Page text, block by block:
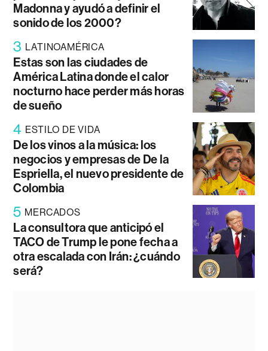
Madonna y ayudó a definir el
sonido de los 2000?
3 LATINOAMÉRICA
Estas son las ciudades de
América Latina donde el calor
nocturno hace perder más horas
de sueño
4 ESTILO DE VIDA
De los vinos a la música: los
negocios y empresas de De la
Espriella, el nuevo presidente de
Colombia
5 MERCADOS
La consultora que anticipó el
TACO de Trump le pone fecha a
otra escalada con Irán: ¿cuándo
será?